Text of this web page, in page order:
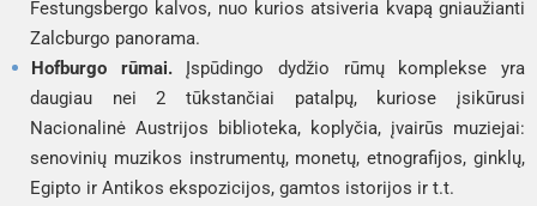
Festungsbergo kalvos, nuo kurios atsiveria kvapą gniaužianti
Zalcburgo panorama.
Hofburgo rūmai. Įspūdingo dydžio rūmų komplekse yra
daugiau nei 2 tūkstančiai patalpų, kuriose įsikūrusi
Nacionalinė Austrijos biblioteka, koplyčia, įvairūs muziejai:
senovinių muzikos instrumentų, monetų, etnografijos, ginklų,
Egipto ir Antikos ekspozicijos, gamtos istorijos ir t.t.